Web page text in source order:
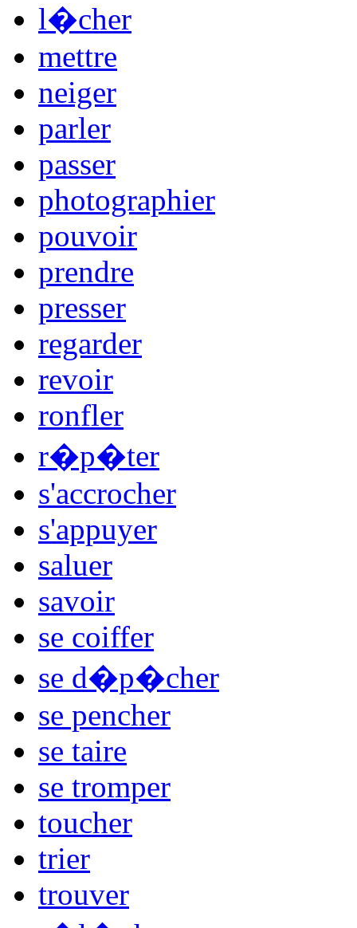
l�cher
mettre
neiger
parler
passer
photographier
pouvoir
prendre
presser
regarder
revoir
ronfler
r�p�ter
s'accrocher
s'appuyer
saluer
savoir
se coiffer
se d�p�cher
se pencher
se taire
se tromper
toucher
trier
trouver